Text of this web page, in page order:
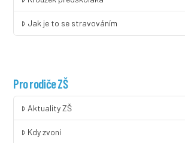
Jak je to se stravováním
Pro rodiče ZŠ
Aktuality ZŠ
Kdy zvoní